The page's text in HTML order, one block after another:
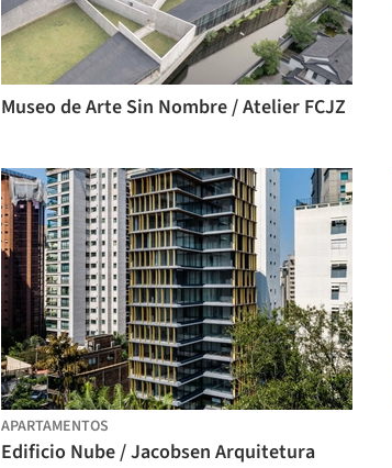
Museo de Arte Sin Nombre / Atelier FCJZ
APARTAMENTOS
Edificio Nube / Jacobsen Arquitetura